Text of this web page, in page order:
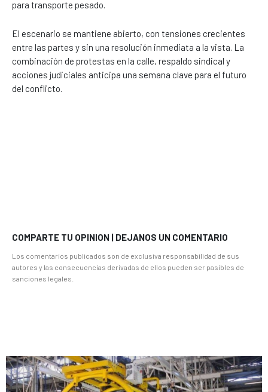
para transporte pesado.
El escenario se mantiene abierto, con tensiones crecientes
entre las partes y sin una resolución inmediata a la vista. La
combinación de protestas en la calle, respaldo sindical y
acciones judiciales anticipa una semana clave para el futuro
del conflicto.
COMPARTE TU OPINION | DEJANOS UN COMENTARIO
Los comentarios publicados son de exclusiva responsabilidad de sus
autores y las consecuencias derivadas de ellos pueden ser pasibles de
sanciones legales.